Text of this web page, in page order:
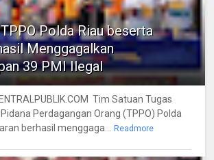
Polda Riau beserta
Menggagalkan
39 PMI Ilegal
Tim Satuan Tugas
Perdagangan Orang (TPPO) Polda
berhasil menggaga... Readmore